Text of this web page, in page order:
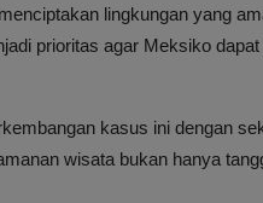
lingkungan yang
prioritas agar Meksiko
kasus ini dengan
wisata bukan hanya